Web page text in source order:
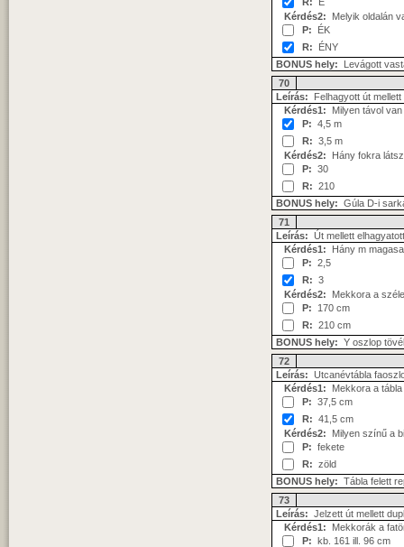
Kérdés2: Melyik oldalán
P: ÉK
R: ÉNY
BONUS hely: Levágott
70
Leírás: Felhagyott út
Kérdés1: Milyen távol
P: 4,5 m
R: 3,5 m
Kérdés2: Hány fokra
P: 30
R: 210
BONUS hely: Gúla D-i
71
Leírás: Út mellett
Kérdés1: Hány m
P: 2,5
R: 3
Kérdés2: Mekkora a
P: 170 cm
R: 210 cm
BONUS hely: Y oszlop
72
Leírás: Utcanévtábla
Kérdés1: Mekkora a
P: 37,5 cm
R: 41,5 cm
Kérdés2: Milyen színű a
P: fekete
R: zöld
BONUS hely: Tábla felett
73
Leírás: Jelzett út mellett
Kérdés1: Mekkorák a
P: kb. 161 ill. 96 cm